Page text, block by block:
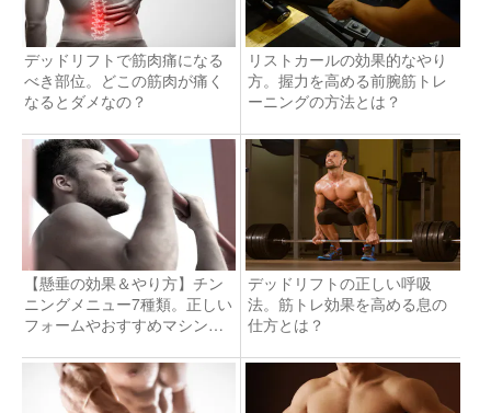
デッドリフトで筋肉痛になる
べき部位。どこの筋肉が痛く
なるとダメなの？
リストカールの効果的なやり
方。握力を高める前腕筋トレ
ーニングの方法とは？
【懸垂の効果＆やり方】チン
ニングメニュー7種類。正しい
フォームやおすすめマシンも
デッドリフトの正しい呼吸
法。筋トレ効果を高める息の
仕方とは？